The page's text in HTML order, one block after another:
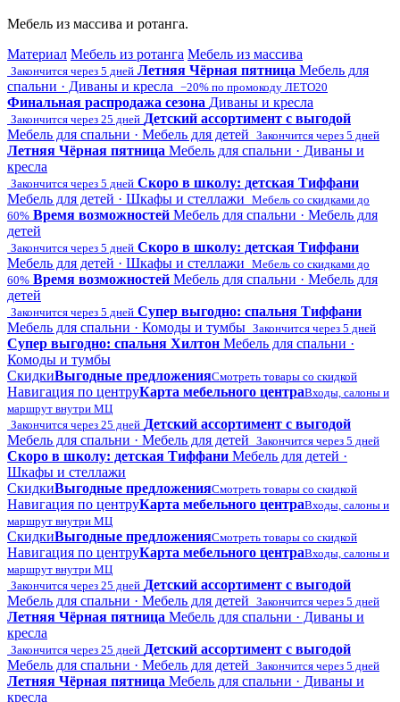
Мебель из массива и ротанга.
Материал Мебель из ротанга Мебель из массива
Закончится через 5 дней Летняя Чёрная пятница Мебель для
спальни · Диваны и кресла −20% по промокоду ЛЕТО20
Финальная распродажа сезона Диваны и кресла
Закончится через 25 дней Детский ассортимент с выгодой
Мебель для спальни · Мебель для детей Закончится через 5 дней
Летняя Чёрная пятница Мебель для спальни · Диваны и
кресла
Закончится через 5 дней Скоро в школу: детская Тиффани
Мебель для детей · Шкафы и стеллажи Мебель со скидками до
60% Время возможностей Мебель для спальни · Мебель для
детей
Закончится через 5 дней Скоро в школу: детская Тиффани
Мебель для детей · Шкафы и стеллажи Мебель со скидками до
60% Время возможностей Мебель для спальни · Мебель для
детей
Закончится через 5 дней Супер выгодно: спальня Тиффани
Мебель для спальни · Комоды и тумбы Закончится через 5 дней
Супер выгодно: спальня Хилтон Мебель для спальни ·
Комоды и тумбы
СкидкиВыгодные предложенияСмотреть товары со скидкой
Навигация по центруКарта мебельного центраВходы, салоны и
маршрут внутри МЦ
Закончится через 25 дней Детский ассортимент с выгодой
Мебель для спальни · Мебель для детей Закончится через 5 дней
Скоро в школу: детская Тиффани Мебель для детей ·
Шкафы и стеллажи
СкидкиВыгодные предложенияСмотреть товары со скидкой
Навигация по центруКарта мебельного центраВходы, салоны и
маршрут внутри МЦ
СкидкиВыгодные предложенияСмотреть товары со скидкой
Навигация по центруКарта мебельного центраВходы, салоны и
маршрут внутри МЦ
Закончится через 25 дней Детский ассортимент с выгодой
Мебель для спальни · Мебель для детей Закончится через 5 дней
Летняя Чёрная пятница Мебель для спальни · Диваны и
кресла
Закончится через 25 дней Детский ассортимент с выгодой
Мебель для спальни · Мебель для детей Закончится через 5 дней
Летняя Чёрная пятница Мебель для спальни · Диваны и
кресла